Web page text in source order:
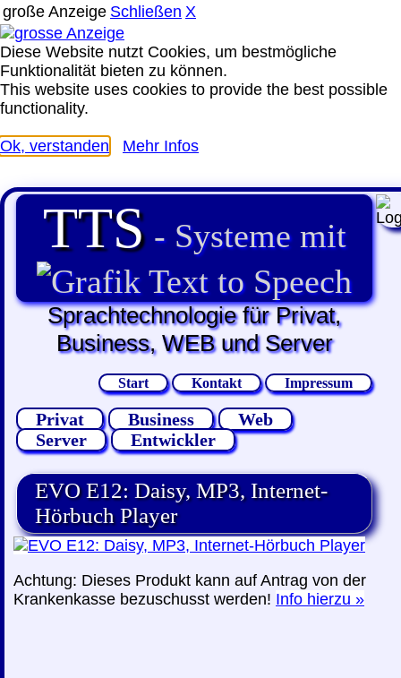
große Anzeige Schließen X
Diese Website nutzt Cookies, um bestmögliche
Funktionalität bieten zu können.
This website uses cookies to provide the best possible
functionality.
Ok, verstanden Mehr Infos
TTS- Systeme mit
Text to Speech
Sprachtechnologie für Privat,
Business, WEB und Server
Start Kontakt Impressum
Privat Business
Web
Server
Entwickler
EVO E12: Daisy, MP3, Internet-
Hörbuch Player
Achtung: Dieses Produkt kann auf Antrag von der
Krankenkasse bezuschusst werden! Info hierzu »